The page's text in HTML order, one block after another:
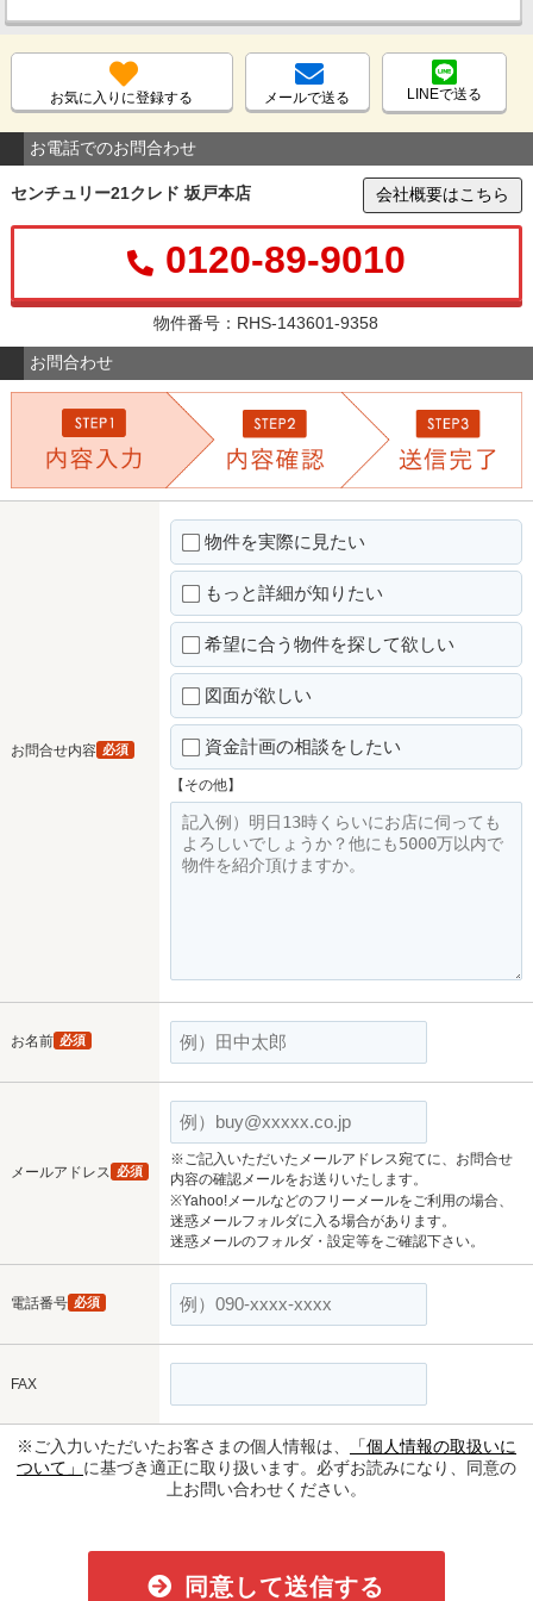
お気に入りに登録する メールで送る LINEで送る
お電話でのお問合わせ
センチュリー21クレド 坂戸本店 会社概要はこちら
0120-89-9010
物件番号：RHS-143601-9358
お問合わせ
お問合せ内容 必須
物件を実際に見たい
もっと詳細が知りたい
希望に合う物件を探して欲しい
図面が欲しい
資金計画の相談をしたい
【その他】
お名前 必須
メールアドレス 必須
※ご記入いただいたメールアドレス宛てに、お問合せ
内容の確認メールをお送りいたします。
※Yahoo!メールなどのフリーメールをご利用の場合、
迷惑メールフォルダに入る場合があります。
迷惑メールのフォルダ・設定等をご確認下さい。
電話番号 必須
FAX
※ご入力いただいたお客さまの個人情報は、
「個人情報の取扱いに
ついて」 に基づき適正に取り扱います。必ずお読みになり、同意の
上お問い合わせください。
同意して送信する